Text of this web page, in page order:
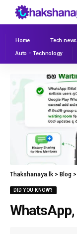
Home Tech news
Auto – Technology
Thakshanaya.lk > Blog >
DID YOU KNOW?
WhatsApp,